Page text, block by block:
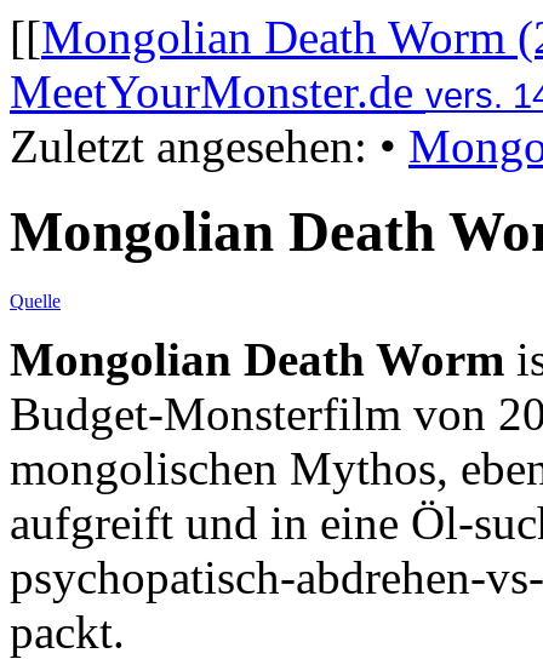
[[Mongolian Death Worm
MeetYourMonster.de vers.
Zuletzt angesehen: •
Mongolian Death
Quelle
Mongolian Death Worm
Budget-Monsterfilm von
mongolischen Mythos,
aufgreift und in eine Öl-
psychopatisch-abdrehen-
packt.